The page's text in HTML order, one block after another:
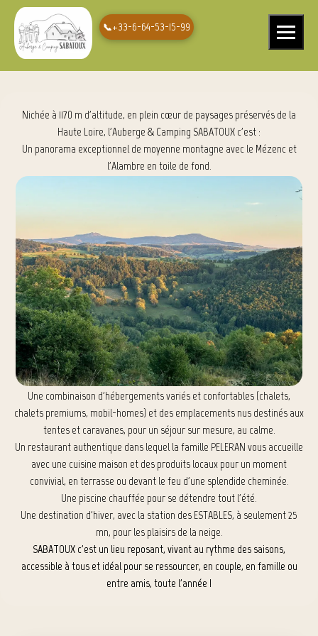
Ouvrir le
+33-6-64-53-15-99
AUBERGE & CAMPING SABATOUX à
Montusclat en Haute-Loire, Auvergne
Nichée à 1170 m d'altitude, en plein cœur de paysages préservés de la
Haute Loire, l'Auberge & Camping SABATOUX c'est :
Un panorama exceptionnel de moyenne montagne avec le Mézenc et
l'Alambre en toile de fond.
Une combinaison d'hébergements variés et confortables (chalets,
chalets premiums, mobil-homes) et des emplacements nus destinés aux
tentes et caravanes, pour un séjour sur mesure, au calme.
Un restaurant authentique dans lequel la famille PELERAN vous accueille
avec une cuisine maison et des produits locaux pour un moment
convivial, en terrasse ou devant le feu d'une splendide cheminée.
Une piscine chauffée pour se détendre tout l'été.
Une destination d'hiver, avec la station des ESTABLES, à seulement 25
mn, pour les plaisirs de la neige.
SABATOUX c'est un lieu reposant, vivant au rythme des saisons,
accessible à tous et idéal pour se ressourcer, en couple, en famille ou
entre amis, toute l'année !